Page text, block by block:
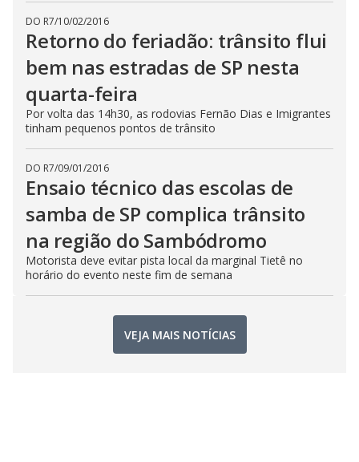
DO R7/10/02/2016
Retorno do feriadão: trânsito flui
bem nas estradas de SP nesta
quarta-feira
Por volta das 14h30, as rodovias Fernão Dias e Imigrantes
tinham pequenos pontos de trânsito
DO R7/09/01/2016
Ensaio técnico das escolas de
samba de SP complica trânsito
na região do Sambódromo
Motorista deve evitar pista local da marginal Tietê no
horário do evento neste fim de semana
VEJA MAIS NOTÍCIAS